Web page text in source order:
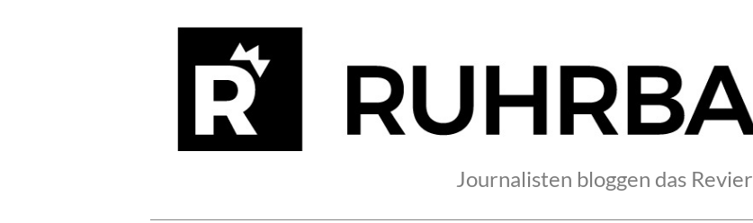
Journalisten bloggen das Revier